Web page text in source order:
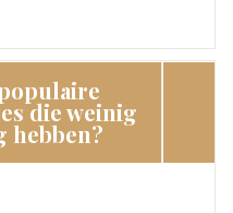
die weinig
hebben?